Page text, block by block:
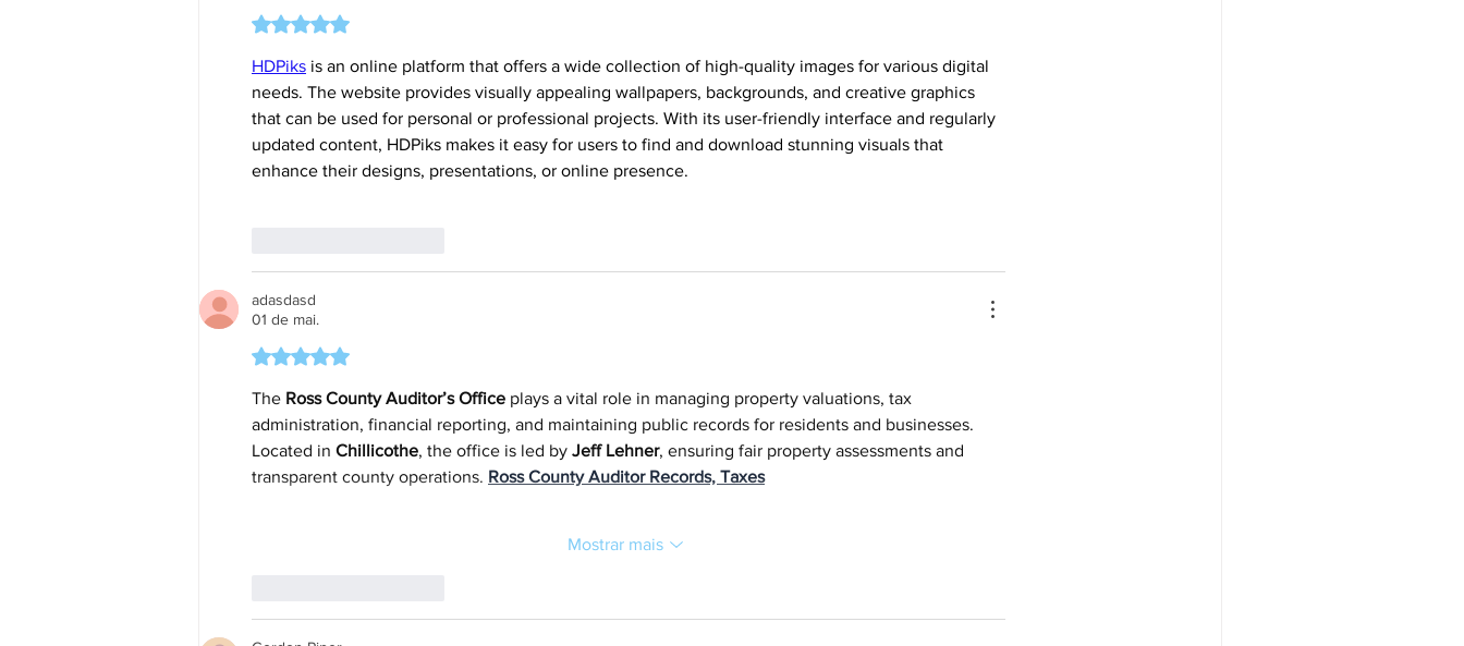
Avaliado com 5 de 5 estrelas.
HDPiks is an online platform that offers a wide collection of high-quality images for various digital
needs. The website provides visually appealing wallpapers, backgrounds, and creative graphics
that can be used for personal or professional projects. With its user-friendly interface and regularly
updated content, HDPiks makes it easy for users to find and download stunning visuals that
enhance their designs, presentations, or online presence.
adasdasd
01 de mai.
Avaliado com 5 de 5 estrelas.
The Ross County Auditor’s Office plays a vital role in managing property valuations, tax
administration, financial reporting, and maintaining public records for residents and businesses.
Located in Chillicothe, the office is led by Jeff Lehner, ensuring fair property assessments and
transparent county operations. Ross County Auditor Records, Taxes
Mostrar mais